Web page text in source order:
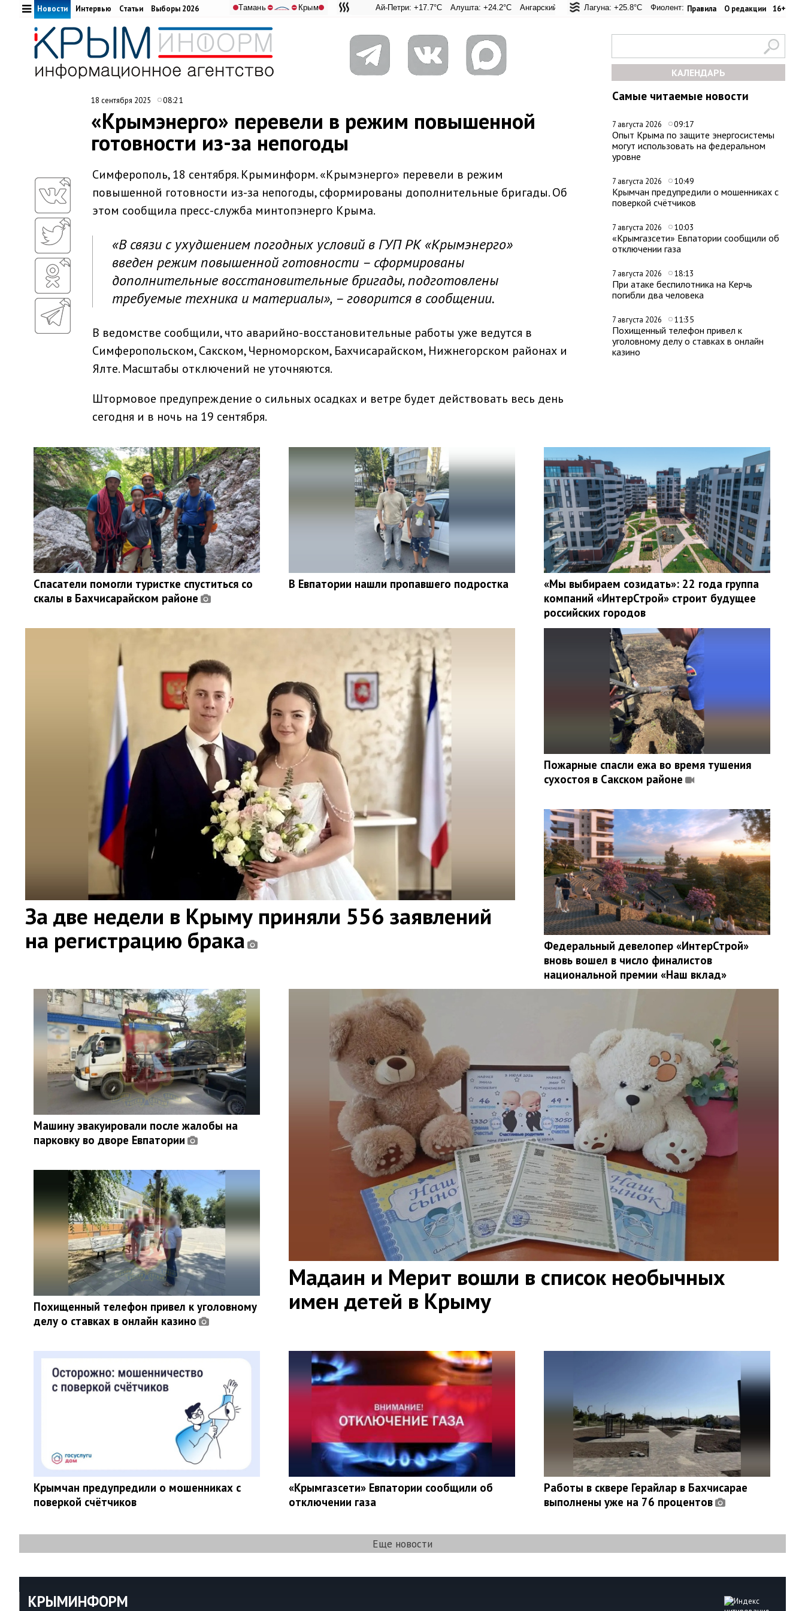
Правила О редакции 16+
Адмиральская Лагуна: +25.8°C Фиолент: +26.4°C Казачья бухта: +26.2°C
Ай-Петри: +17.7°C Алушта: +24.2°C Ангарский перевал: +20.6°C Евпатория: +25.8°C Керчь: +33.4°C Никитский сад:
Тамань ⛔ ⛔ Крым
Новости Интервью Статьи Выборы 2026
КАЛЕНДАРЬ
Самые читаемые новости
7 августа 2026 09:17
Опыт Крыма по защите энергосистемы
могут использовать на федеральном
уровне
7 августа 2026 10:49
Крымчан предупредили о мошенниках с
поверкой счётчиков
7 августа 2026 10:03
«Крымгазсети» Евпатории сообщили об
отключении газа
7 августа 2026 18:13
При атаке беспилотника на Керчь
погибли два человека
7 августа 2026 11:35
Похищенный телефон привел к
уголовному делу о ставках в онлайн
казино
18 сентября 2025 08:21
«Крымэнерго» перевели в режим повышенной
готовности из-за непогоды
Симферополь, 18 сентября. Крыминформ. «Крымэнерго» перевели в режим
повышенной готовности из-за непогоды, сформированы дополнительные бригады. Об
этом сообщила пресс-служба минтопэнерго Крыма.
«В связи с ухудшением погодных условий в ГУП РК «Крымэнерго»
введен режим повышенной готовности – сформированы
дополнительные восстановительные бригады, подготовлены
требуемые техника и материалы», – говорится в сообщении.
В ведомстве сообщили, что аварийно-восстановительные работы уже ведутся в
Симферопольском, Сакском, Черноморском, Бахчисарайском, Нижнегорском районах и
Ялте. Масштабы отключений не уточняются.
Штормовое предупреждение о сильных осадках и ветре будет действовать весь день
сегодня и в ночь на 19 сентября.
Спасатели помогли туристке спуститься со
скалы в Бахчисарайском районе
В Евпатории нашли пропавшего подростка
«Мы выбираем созидать»: 22 года группа
компаний «ИнтерСтрой» строит будущее
российских городов
За две недели в Крыму приняли 556 заявлений
на регистрацию брака
Пожарные спасли ежа во время тушения
сухостоя в Сакском районе
Федеральный девелопер «ИнтерСтрой»
вновь вошел в число финалистов
национальной премии «Наш вклад»
Мадаин и Мерит вошли в список необычных
имен детей в Крыму
Машину эвакуировали после жалобы на
парковку во дворе Евпатории
Похищенный телефон привел к уголовному
делу о ставках в онлайн казино
Крымчан предупредили о мошенниках с
поверкой счётчиков
«Крымгазсети» Евпатории сообщили об
отключении газа
Работы в сквере Герайлар в Бахчисарае
выполнены уже на 76 процентов
Еще новости
КРЫМИНФОРМ